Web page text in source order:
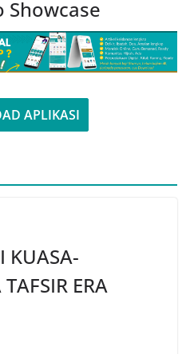
Showcase
APLIKASI
KUASA-
ERA